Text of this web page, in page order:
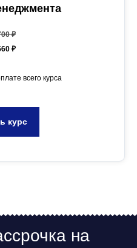
₽
₽
всего курса
курс
на